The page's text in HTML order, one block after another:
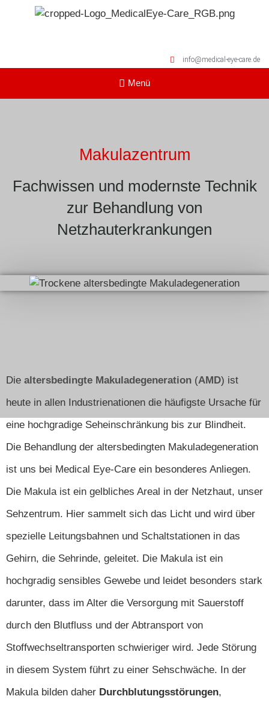
info@medical-eye-care.de
Makulazentrum
Fachwissen und modernste Technik
zur Behandlung von
Netzhauterkrankungen
Die altersbedingte Makuladegeneration (AMD) ist
heute in allen Industrienationen die häufigste Ursache für
eine hochgradige Seheinschränkung bis zur Blindheit.
Die Behandlung der altersbedingten Makuladegeneration
ist uns bei Medical Eye-Care ein besonderes Anliegen.
Die Makula ist ein gelbliches Areal in der Netzhaut, unser
Sehzentrum. Hier sammelt sich das Licht und wird über
spezielle Leitungsbahnen und Schaltstationen in das
Gehirn, die Sehrinde, geleitet. Die Makula ist ein
hochgradig sensibles Gewebe und leidet besonders stark
darunter, dass im Alter die Versorgung mit Sauerstoff
durch den Blutfluss und der Abtransport von
Stoffwechseltransporten schwieriger wird. Jede Störung
in diesem System führt zu einer Sehschwäche. In der
Makula bilden daher Durchblutungsstörungen,